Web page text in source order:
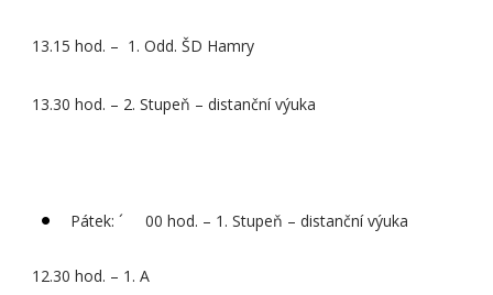
13.15 hod. – 1. Odd. ŠD Hamry
13.30 hod. – 2. Stupeň – distanční výuka
Pátek: ´ 00 hod. – 1. Stupeň – distanční výuka
12.30 hod. – 1. A